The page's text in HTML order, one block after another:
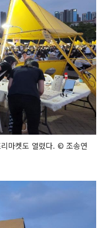
마켓도 열렸다. © 조송연